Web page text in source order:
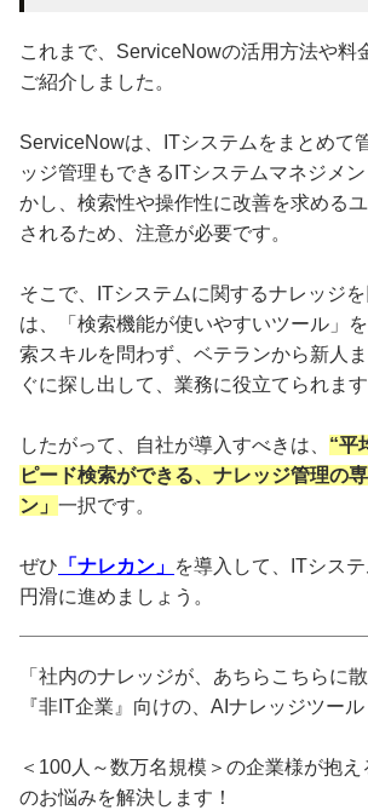
これまで、ServiceNowの活用方法や料
ご紹介しました。
ServiceNowは、ITシステムをまとめて
ッジ管理もできるITシステムマネジメ
かし、検索性や操作性に改善を求める
されるため、注意が必要です。
そこで、ITシステムに関するナレッジ
は、「検索機能が使いやすいツール」
索スキルを問わず、ベテランから新人
ぐに探し出して、業務に役立てられます
したがって、自社が導入すべきは、 “平
ピード検索ができる、ナレッジ管理の
ン」 一択です。
ぜひ 「ナレカン」 を導入して、ITシス
円滑に進めましょう。
「社内のナレッジが、あちらこちらに
『非IT企業』向けの、AIナレッジツール
＜100人～数万名規模＞の企業様が抱
のお悩みを解決します！